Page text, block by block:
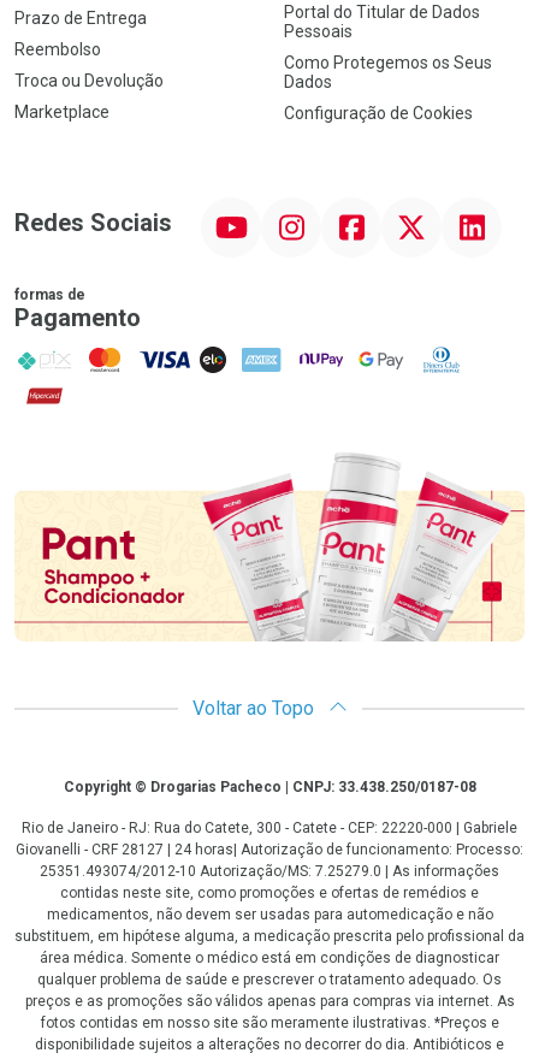
Prazo de Entrega
Reembolso
Troca ou Devolução
Marketplace
Portal do Titular de Dados
Pessoais
Como Protegemos os Seus
Dados
Configuração de Cookies
Redes Sociais InstagramFacebook Linkedin
formas de
Pagamento
PIX MasterCard
VISA ELO AMEX NuPay Google PayDiners Club
Hipercard
Promoção em Destaque
Voltar ao Topo
CopyrightCopyright © Drogarias Pacheco | CNPJ: 33.438.250/0187-08
Rio de Janeiro - RJ: Rua do Catete, 300 - Catete - CEP: 22220-000 | Gabriele
Giovanelli - CRF 28127 | 24 horas| Autorização de funcionamento: Processo:
25351.493074/2012-10 Autorização/MS: 7.25279.0 | As informações
contidas neste site, como promoções e ofertas de remédios e
medicamentos, não devem ser usadas para automedicação e não
substituem, em hipótese alguma, a medicação prescrita pelo profissional da
área médica. Somente o médico está em condições de diagnosticar
qualquer problema de saúde e prescrever o tratamento adequado. Os
preços e as promoções são válidos apenas para compras via internet. As
fotos contidas em nosso site são meramente ilustrativas. *Preços e
disponibilidade sujeitos a alterações no decorrer do dia. Antibióticos e